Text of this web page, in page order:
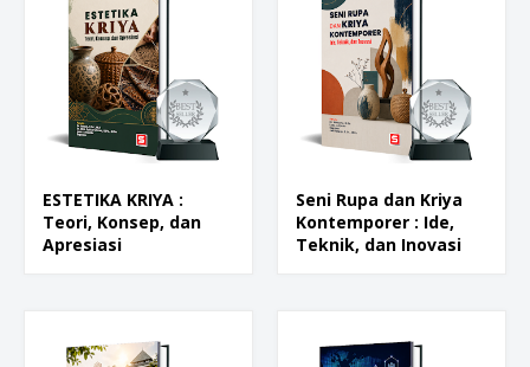
ESTETIKA KRIYA :
Teori, Konsep, dan
Apresiasi
Seni Rupa dan Kriya
Kontemporer : Ide,
Teknik, dan Inovasi